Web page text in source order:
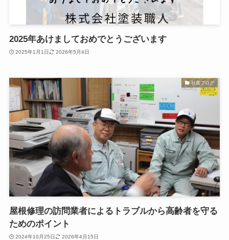
2025年あけましておめでとうございます
2025年1月1日 2026年5月4日
社長ブログ
屋根修理の訪問業者によるトラブルから高齢者を守る
ためのポイント
2024年10月25日 2026年4月15日